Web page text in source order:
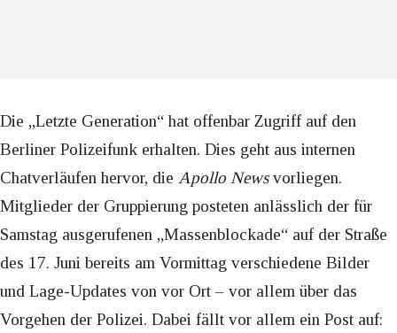
Die „Letzte Generation“ hat offenbar Zugriff auf den
Berliner Polizeifunk erhalten. Dies geht aus internen
Chatverläufen hervor, die Apollo Newsvorliegen.
Mitglieder der Gruppierung posteten anlässlich der für
Samstag ausgerufenen „Massenblockade“ auf der Straße
des 17. Juni bereits am Vormittag verschiedene Bilder
und Lage-Updates von vor Ort – vor allem über das
Vorgehen der Polizei. Dabei fällt vor allem ein Post auf: